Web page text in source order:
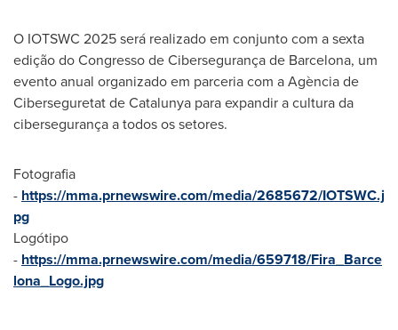
O IOTSWC 2025 será realizado em conjunto com a sexta
edição do Congresso de Cibersegurança de Barcelona, um
evento anual organizado em parceria com a Agència de
Ciberseguretat de Catalunya para expandir a cultura da
cibersegurança a todos os setores.
Fotografia
- https://mma.prnewswire.com/media/2685672/IOTSWC.j
pg
Logótipo
- https://mma.prnewswire.com/media/659718/Fira_Barce
lona_Logo.jpg